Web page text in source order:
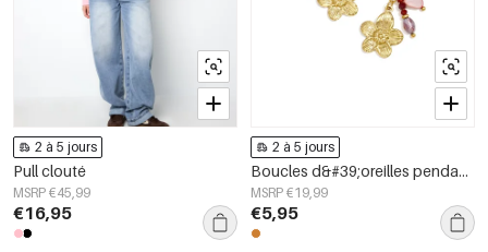
2 à 5 jours
Pull clouté
MSRP €45,99
€16,95
2 à 5 jours
Boucles d&#39;oreilles pendantes en acier inoxydable, motif floral, collection Daily Simple, bijoux pour femmes
MSRP €19,99
€5,95